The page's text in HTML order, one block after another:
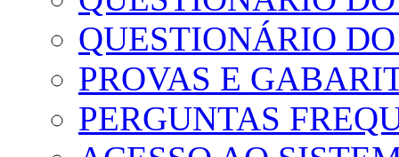
QUESTIONÁRIO
PROVAS E
PERGUNTAS